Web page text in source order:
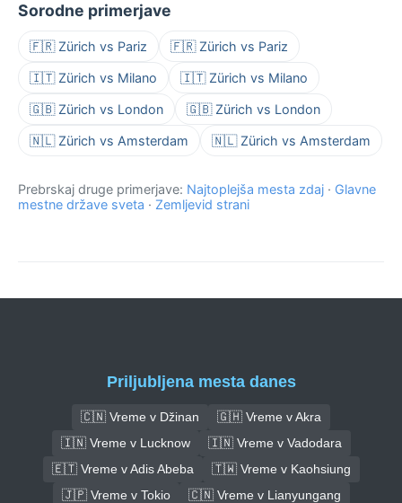
Sorodne primerjave
🇫🇷 Zürich vs Pariz 🇫🇷 Zürich vs Pariz
🇮🇹 Zürich vs Milano 🇮🇹 Zürich vs Milano
🇬🇧 Zürich vs London 🇬🇧 Zürich vs London
🇳🇱 Zürich vs Amsterdam 🇳🇱 Zürich vs Amsterdam
Prebrskaj druge primerjave: Najtoplejša mesta zdaj · Glavne
mestne države sveta · Zemljevid strani
Priljubljena mesta danes
🇨🇳 Vreme v Džinan
🇬🇭 Vreme v Akra
🇮🇳 Vreme v Lucknow
🇮🇳 Vreme v Vadodara
🇪🇹 Vreme v Adis Abeba
🇹🇼 Vreme v Kaohsiung
🇯🇵 Vreme v Tokio
🇨🇳 Vreme v Lianyungang